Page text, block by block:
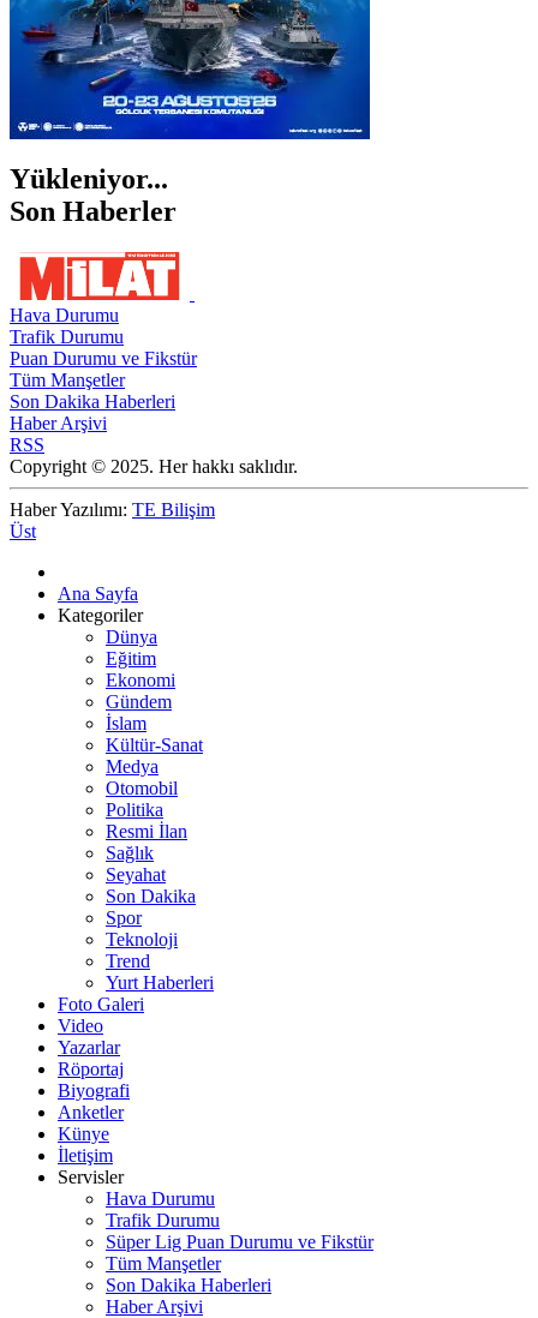
Yükleniyor...
Son Haberler
Hava Durumu
Trafik Durumu
Puan Durumu ve Fikstür
Tüm Manşetler
Son Dakika Haberleri
Haber Arşivi
RSS
Copyright © 2025. Her hakkı saklıdır.
Haber Yazılımı: TE Bilişim
Üst
Ana Sayfa
Kategoriler
Dünya
Eğitim
Ekonomi
Gündem
İslam
Kültür-Sanat
Medya
Otomobil
Politika
Resmi İlan
Sağlık
Seyahat
Son Dakika
Spor
Teknoloji
Trend
Yurt Haberleri
Foto Galeri
Video
Yazarlar
Röportaj
Biyografi
Anketler
Künye
İletişim
Servisler
Hava Durumu
Trafik Durumu
Süper Lig Puan Durumu ve Fikstür
Tüm Manşetler
Son Dakika Haberleri
Haber Arşivi